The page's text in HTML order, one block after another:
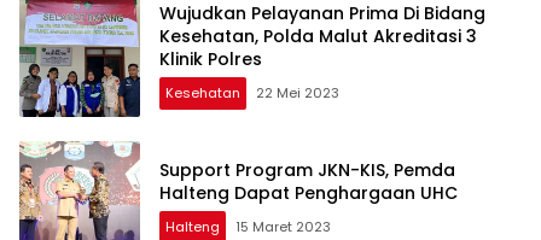
Wujudkan Pelayanan Prima Di Bidang
Kesehatan, Polda Malut Akreditasi 3
Klinik Polres
Kesehatan 22 Mei 2023
Support Program JKN-KIS, Pemda
Halteng Dapat Penghargaan UHC
Halteng 15 Maret 2023